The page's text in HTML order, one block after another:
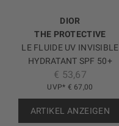
DIOR
THE PROTECTIVE
LE FLUIDE UV INVISIBLE
HYDRATANT SPF 50+
PA++++
UVP* € 67,00
€ 53,67
ARTIKEL ANZEIGEN